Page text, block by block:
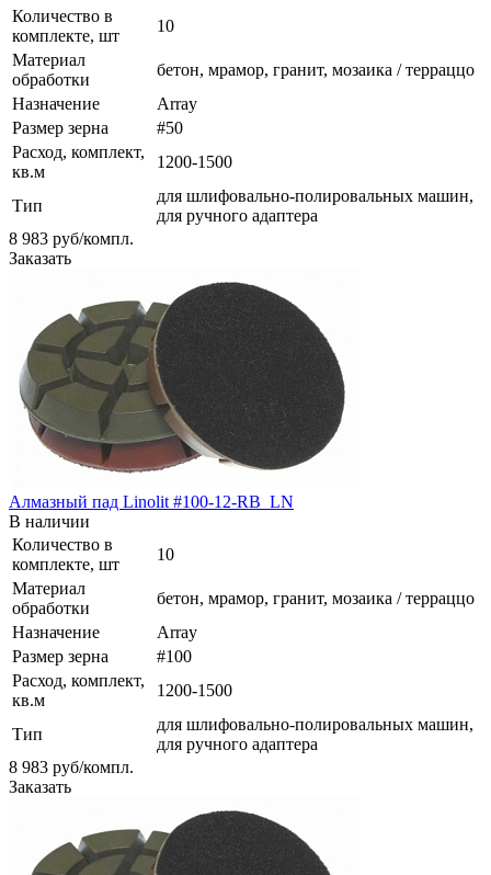
Количество в
комплекте, шт
10
Материал
обработки
бетон, мрамор, гранит, мозаика / терраццо
Назначение
Array
Размер зерна
#50
Расход, комплект,
кв.м
1200-1500
Тип
для шлифовально-полировальных машин,
для ручного адаптера
8 983 руб/компл.
Заказать
Алмазный пад Linolit #100-12-RB_LN
В наличии
Количество в
комплекте, шт
10
Материал
обработки
бетон, мрамор, гранит, мозаика / терраццо
Назначение
Array
Размер зерна
#100
Расход, комплект,
кв.м
1200-1500
Тип
для шлифовально-полировальных машин,
для ручного адаптера
8 983 руб/компл.
Заказать